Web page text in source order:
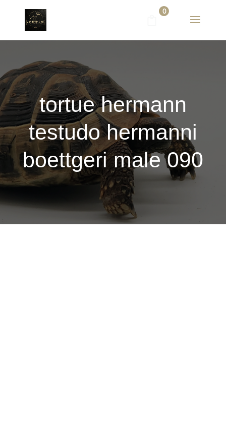
0
tortue hermann
testudo hermanni
boettgeri male 090